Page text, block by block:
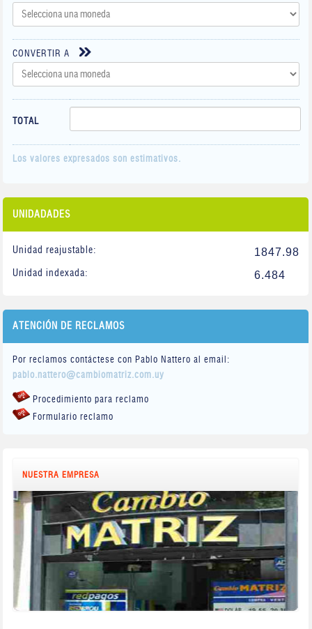
CONVERTIR A
TOTAL
Los valores expresados son estimativos.
UNIDADADES
Unidad reajustable: 1847.98
Unidad indexada: 6.484
ATENCIÓN DE RECLAMOS
Por reclamos contáctese con Pablo Nattero al email:
pablo.nattero@cambiomatriz.com.uy
Procedimiento para reclamo
Formulario reclamo
NUESTRA EMPRESA